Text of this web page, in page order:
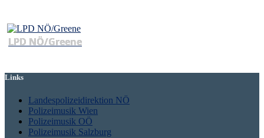
LPD NÖ/Greene
Links
Landespolizeidirektion NÖ
Polizeimusik Wien
Polizeimusik OÖ
Polizeimusik Salzburg